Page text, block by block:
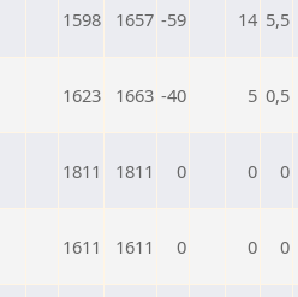
1598 1657 -59 14 5,5
1623 1663 -40 5 0,5
1811 1811 0 0 0
1611 1611 0 0 0